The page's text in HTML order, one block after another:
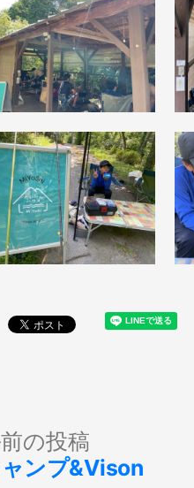
前の投稿
の
ンプ&Vison